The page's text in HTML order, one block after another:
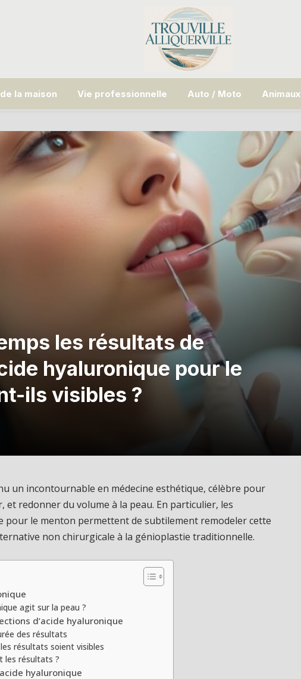
la maison Vie professionnelle Auto / Moto Animaux
les résultats de
hyaluronique pour le
ils visibles ?
un incontournable en médecine esthétique, célèbre pour
et redonner du volume à la peau. En particulier, les
pour le menton permettent de subtilement remodeler cette
non chirurgicale à la génioplastie traditionnelle.
agit sur la peau ?
d’acide hyaluronique
des résultats
résultats soient visibles
les résultats ?
hyaluronique